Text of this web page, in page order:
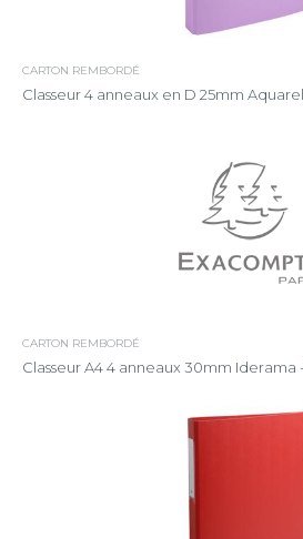
CARTON REMBORDÉ
Classeur 4 anneaux en D 25mm
CARTON REMBORDÉ
Classeur A4 4 anneaux 30mm Iderama